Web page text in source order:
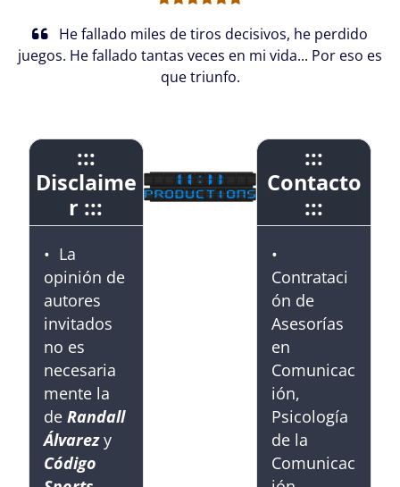
He fallado miles de tiros decisivos, he perdido
juegos. He fallado tantas veces en mi vida... Por eso es
que triunfo.
:::
Disclaime
r :::
• La
opinión de
autores
invitados
no es
necesaria
mente la
de Randall
Álvarezy
Código
:::
Contacto
:::
•
Contrataci
ón de
Asesorías
en
Comunicac
ión,
Psicología
de la
Comunicac